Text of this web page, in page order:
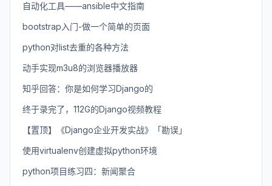
自动化工具——ansible中文指南
bootstrap入门-做一个简单的页面
python对list去重的各种方法
动手实现m3u8的浏览器播放器
知乎回答：你是如何学习Django的
终于录完了，112G的Django视频教程
【置顶】《Django企业开发实战》「勘误」
使用virtualenv创建虚拟python环境
python项目练习四：新闻聚合